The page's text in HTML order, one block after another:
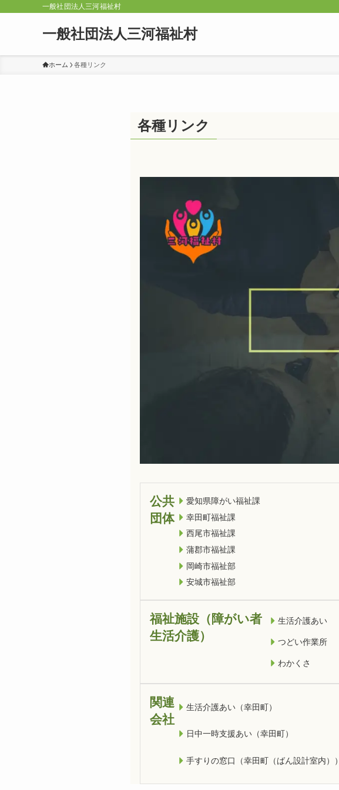
一般社団法人三河福祉村
一般社団法人三河福祉村
ホーム 各種リンク
各種リンク
公共
団体
愛知県障がい福祉課
幸田町福祉課
西尾市福祉課
蒲郡市福祉課
岡崎市福祉部
安城市福祉部
福祉施設（障がい者
生活介護）
生活介護あい
つどい作業所
わかくさ
関連
会社
生活介護あい（幸田町）
日中一時支援あい（幸田町）
手すりの窓口（幸田町（ばん設計室内））